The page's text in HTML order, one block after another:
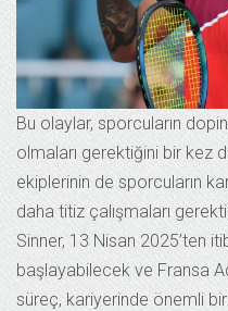
Bu olaylar, sporcuların
olmaları gerektiğini bir kez
ekiplerinin de sporcuların
daha titiz çalışmaları
Sinner, 13 Nisan 2025’ten
başlayabilecek ve Fransa
süreç, kariyerinde önemli